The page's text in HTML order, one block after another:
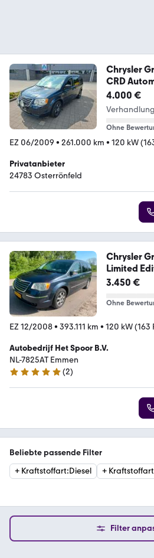
Chrysler
CRD
4.000 €
Ohne
EZ 06/2009 • 261.000 km • 120 kW
Privatanbieter
24783 Osterrönfeld
Chrysler
Limited
3.450 €
Ohne
EZ 12/2008• 393.111 km • 120 kW (163
Autobedrijf Het Spoor B.V.
NL-7825AT Emmen
5 Sterne
(2)
Beliebte passende Filter
+ Kraftstoffart:Diesel + Kraftstoffart
Filter